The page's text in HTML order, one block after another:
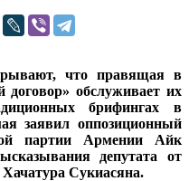
что правящая в
обслуживает их
брифингах в
заявил оппозиционный
партии Армении Айк
депутата от
Сукиасяна.